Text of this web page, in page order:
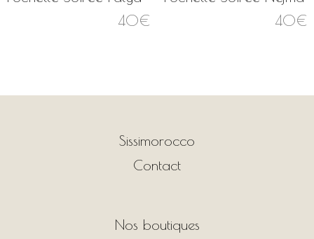
40€ 40€
Sissimorocco
Contact
Nos boutiques